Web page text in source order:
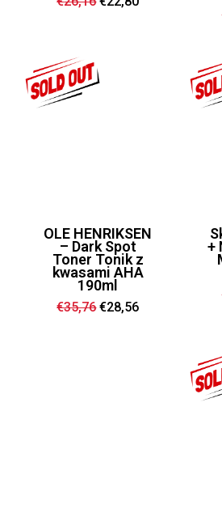
Preis
OLE HENRIKSEN
– Dark Spot
Toner Tonik z
kwasami AHA
190ml
€35,76Ursprünglicher
Preis
€28,56Aktueller
+